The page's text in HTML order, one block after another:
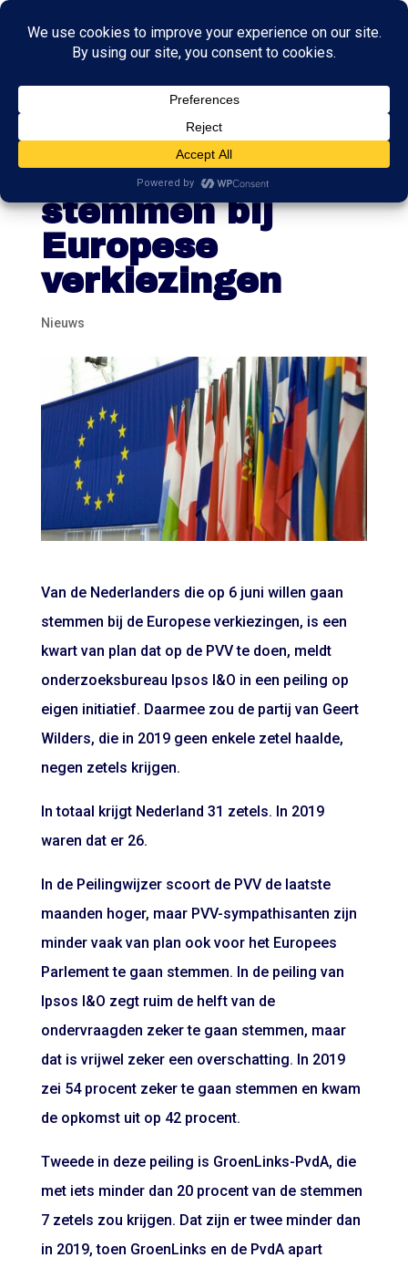
Peiling: kwart
wil PVV
stemmen bij
Europese
verkiezingen
Nieuws
Van de Nederlanders die op 6 juni willen gaan
stemmen bij de Europese verkiezingen, is een
kwart van plan dat op de PVV te doen, meldt
onderzoeksbureau Ipsos I&O in een peiling op
eigen initiatief. Daarmee zou de partij van Geert
Wilders, die in 2019 geen enkele zetel haalde,
negen zetels krijgen.
In totaal krijgt Nederland 31 zetels. In 2019
waren dat er 26.
In de Peilingwijzer scoort de PVV de laatste
maanden hoger, maar PVV-sympathisanten zijn
minder vaak van plan ook voor het Europees
Parlement te gaan stemmen. In de peiling van
Ipsos I&O zegt ruim de helft van de
ondervraagden zeker te gaan stemmen, maar
dat is vrijwel zeker een overschatting. In 2019
zei 54 procent zeker te gaan stemmen en kwam
de opkomst uit op 42 procent.
Tweede in deze peiling is GroenLinks-PvdA, die
met iets minder dan 20 procent van de stemmen
7 zetels zou krijgen. Dat zijn er twee minder dan
in 2019, toen GroenLinks en de PvdA apart